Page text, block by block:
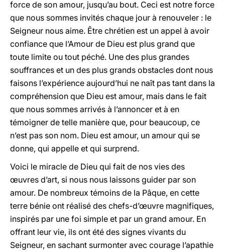
force de son amour, jusqu’au bout. Ceci est notre force
que nous sommes invités chaque jour à renouveler : le
Seigneur nous aime. Être chrétien est un appel à avoir
confiance que l’Amour de Dieu est plus grand que
toute limite ou tout péché. Une des plus grandes
souffrances et un des plus grands obstacles dont nous
faisons l’expérience aujourd’hui ne naît pas tant dans la
compréhension que Dieu est amour, mais dans le fait
que nous sommes arrivés à l’annoncer et à en
témoigner de telle manière que, pour beaucoup, ce
n’est pas son nom. Dieu est amour, un amour qui se
donne, qui appelle et qui surprend.
Voici le miracle de Dieu qui fait de nos vies des
œuvres d’art, si nous nous laissons guider par son
amour. De nombreux témoins de la Pâque, en cette
terre bénie ont réalisé des chefs-d’œuvre magnifiques,
inspirés par une foi simple et par un grand amour. En
offrant leur vie, ils ont été des signes vivants du
Seigneur, en sachant surmonter avec courage l’apathie